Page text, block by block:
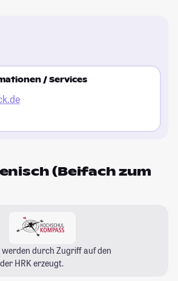
/ Services
(Beifach zum
durch Zugriff auf den
der HRK erzeugt.